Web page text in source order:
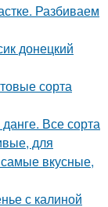
Разбиваем
донецкий
сорта
Все сорта
для
вкусные,
с калиной